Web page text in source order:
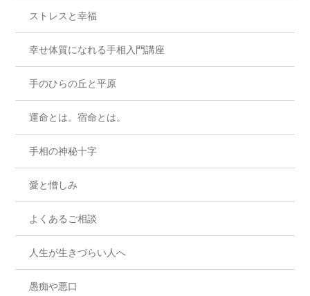
ストレスと幸福
幸せ体質になれる手相入門講座
手のひらの丘と平原
運命とは。宿命とは。
手相の神秘十字
愛と憎しみ
よくあるご相談
人生が生きづらい人へ
愚痴や悪口